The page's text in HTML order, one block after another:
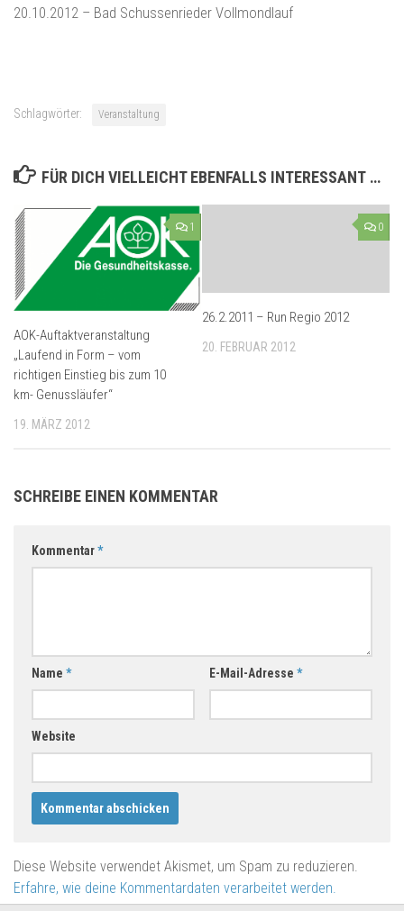
20.10.2012 – Bad Schussenrieder Vollmondlauf
Schlagwörter: Veranstaltung
FÜR DICH VIELLEICHT EBENFALLS INTERESSANT …
1
AOK-Auftaktveranstaltung
„Laufend in Form – vom
richtigen Einstieg bis zum 10
km- Genussläufer“
19. MÄRZ 2012
0
26.2.2011 – Run Regio 2012
20. FEBRUAR 2012
SCHREIBE EINEN KOMMENTAR
Kommentar*
Name * E-Mail-Adresse *
Website
Diese Website verwendet Akismet, um Spam zu reduzieren.
Erfahre, wie deine Kommentardaten verarbeitet werden.